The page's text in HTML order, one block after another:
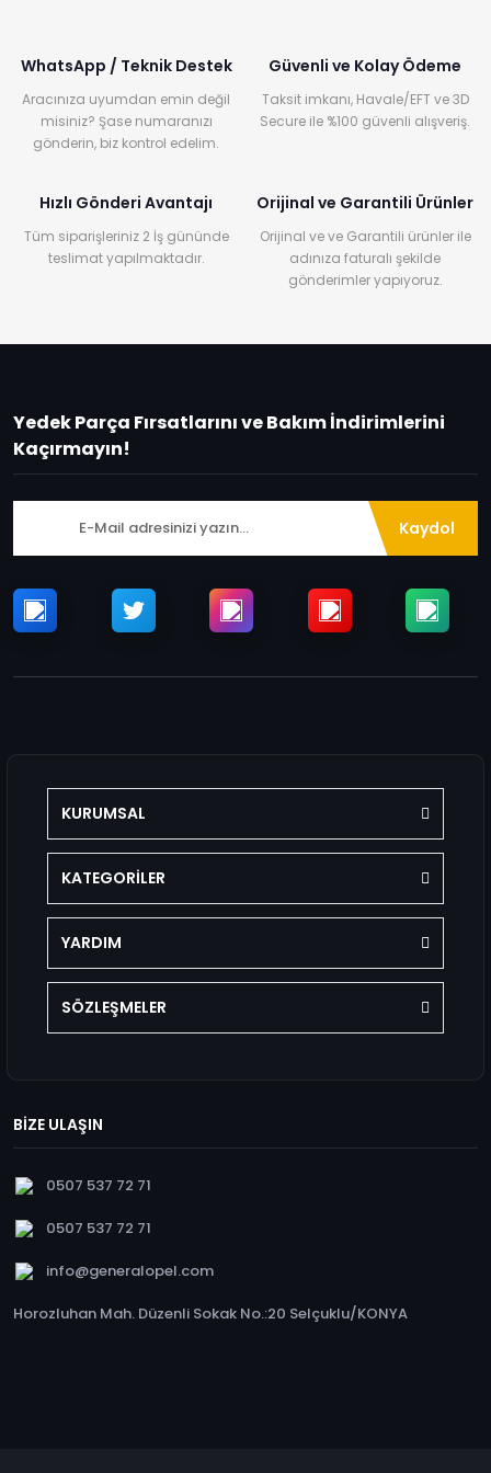
WhatsApp / Teknik Destek
Aracınıza uyumdan emin değil
misiniz? Şase numaranızı
gönderin, biz kontrol edelim.
Güvenli ve Kolay Ödeme
Taksit imkanı, Havale/EFT ve 3D
Secure ile %100 güvenli alışveriş.
Hızlı Gönderi Avantajı
Tüm siparişleriniz 2 İş gününde
teslimat yapılmaktadır.
Orijinal ve Garantili Ürünler
Orijinal ve ve Garantili ürünler ile
adınıza faturalı şekilde
gönderimler yapıyoruz.
Yedek Parça Fırsatlarını ve Bakım İndirimlerini
Kaçırmayın!
Kaydol
KURUMSAL
KATEGORİLER
YARDIM
SÖZLEŞMELER
BİZE ULAŞIN
0507 537 72 71
0507 537 72 71
info@generalopel.com
Horozluhan Mah. Düzenli Sokak No.:20 Selçuklu/KONYA